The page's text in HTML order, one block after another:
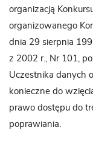
organizacją
organizowanego
dnia 29 sierpnia
z 2002 r., Nr 101,
Uczestnika danych
konieczne do
prawo dostępu do
poprawiania.